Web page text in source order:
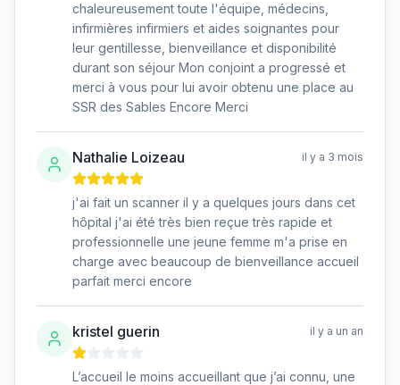
chaleureusement toute l'équipe, médecins,
infirmières infirmiers et aides soignantes pour
leur gentillesse, bienveillance et disponibilité
durant son séjour Mon conjoint a progressé et
merci à vous pour lui avoir obtenu une place au
SSR des Sables Encore Merci
Nathalie Loizeau il y a 3 mois
j'ai fait un scanner il y a quelques jours dans cet
hôpital j'ai été très bien reçue très rapide et
professionnelle une jeune femme m'a prise en
charge avec beaucoup de bienveillance accueil
parfait merci encore
kristel guerin il y a un an
L’accueil le moins accueillant que j’ai connu, une